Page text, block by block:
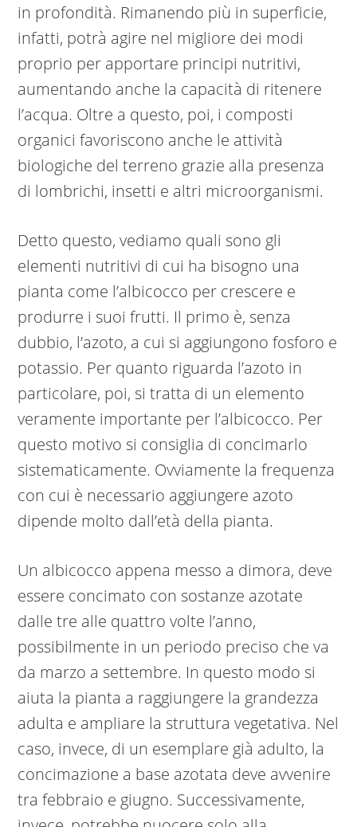
in profondità. Rimanendo più in superficie,
infatti, potrà agire nel migliore dei modi
proprio per apportare principi nutritivi,
aumentando anche la capacità di ritenere
l’acqua. Oltre a questo, poi, i composti
organici favoriscono anche le attività
biologiche del terreno grazie alla presenza
di lombrichi, insetti e altri microorganismi.
Detto questo, vediamo quali sono gli
elementi nutritivi di cui ha bisogno una
pianta come l’albicocco per crescere e
produrre i suoi frutti. Il primo è, senza
dubbio, l’azoto, a cui si aggiungono fosforo e
potassio. Per quanto riguarda l’azoto in
particolare, poi, si tratta di un elemento
veramente importante per l’albicocco. Per
questo motivo si consiglia di concimarlo
sistematicamente. Ovviamente la frequenza
con cui è necessario aggiungere azoto
dipende molto dall’età della pianta.
Un albicocco appena messo a dimora, deve
essere concimato con sostanze azotate
dalle tre alle quattro volte l’anno,
possibilmente in un periodo preciso che va
da marzo a settembre. In questo modo si
aiuta la pianta a raggiungere la grandezza
adulta e ampliare la struttura vegetativa. Nel
caso, invece, di un esemplare già adulto, la
concimazione a base azotata deve avvenire
tra febbraio e giugno. Successivamente,